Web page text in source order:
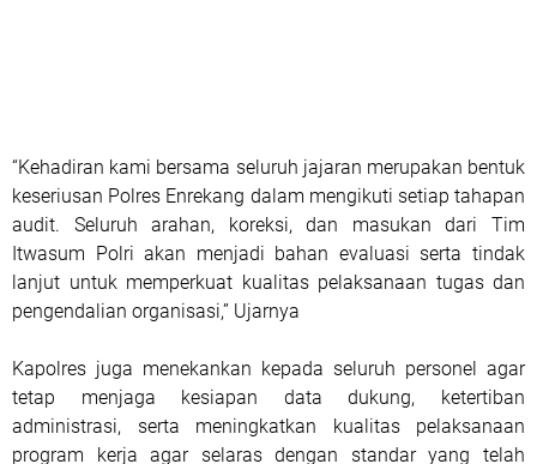
“Kehadiran kami bersama seluruh jajaran merupakan bentuk
keseriusan Polres Enrekang dalam mengikuti setiap tahapan
audit. Seluruh arahan, koreksi, dan masukan dari Tim
Itwasum Polri akan menjadi bahan evaluasi serta tindak
lanjut untuk memperkuat kualitas pelaksanaan tugas dan
pengendalian organisasi,” Ujarnya
Kapolres juga menekankan kepada seluruh personel agar
tetap menjaga kesiapan data dukung, ketertiban
administrasi, serta meningkatkan kualitas pelaksanaan
program kerja agar selaras dengan standar yang telah